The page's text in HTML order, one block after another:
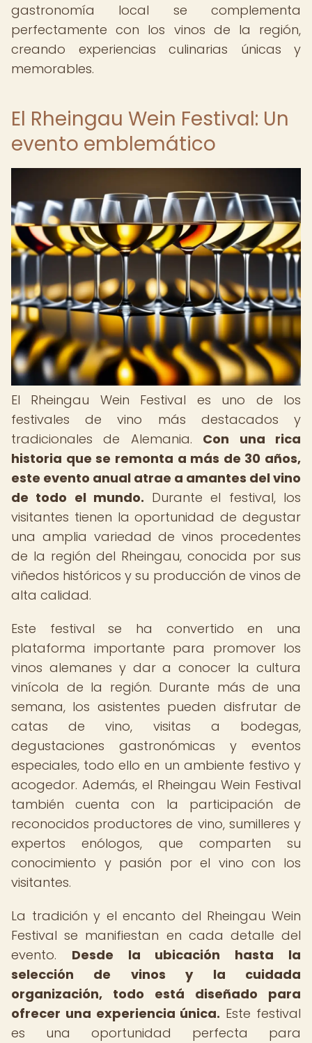
gastronomía local se complementa
perfectamente con los vinos de la región,
creando experiencias culinarias únicas y
memorables.
El Rheingau Wein Festival: Un
evento emblemático
El Rheingau Wein Festival es uno de los
festivales de vino más destacados y
tradicionales de Alemania. Con una rica
historia que se remonta a más de 30 años,
este evento anual atrae a amantes del vino
de todo el mundo. Durante el festival, los
visitantes tienen la oportunidad de degustar
una amplia variedad de vinos procedentes
de la región del Rheingau, conocida por sus
viñedos históricos y su producción de vinos de
alta calidad.
Este festival se ha convertido en una
plataforma importante para promover los
vinos alemanes y dar a conocer la cultura
vinícola de la región. Durante más de una
semana, los asistentes pueden disfrutar de
catas de vino, visitas a bodegas,
degustaciones gastronómicas y eventos
especiales, todo ello en un ambiente festivo y
acogedor. Además, el Rheingau Wein Festival
también cuenta con la participación de
reconocidos productores de vino, sumilleres y
expertos enólogos, que comparten su
conocimiento y pasión por el vino con los
visitantes.
La tradición y el encanto del Rheingau Wein
Festival se manifiestan en cada detalle del
evento. Desde la ubicación hasta la
selección de vinos y la cuidada
organización, todo está diseñado para
ofrecer una experiencia única. Este festival
es una oportunidad perfecta para